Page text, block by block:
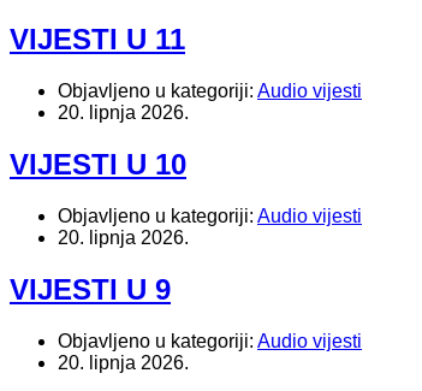
VIJESTI U 11
Objavljeno u kategoriji: Audio vijesti
20. lipnja 2026.
VIJESTI U 10
Objavljeno u kategoriji: Audio vijesti
20. lipnja 2026.
VIJESTI U 9
Objavljeno u kategoriji: Audio vijesti
20. lipnja 2026.